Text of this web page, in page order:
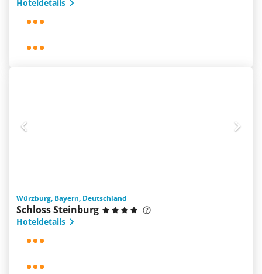
Hoteldetails
Würzburg, Bayern, Deutschland
Schloss Steinburg
Hoteldetails